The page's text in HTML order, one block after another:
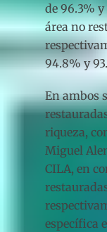
de 96.3%
área no
94.8% y
En ambos
riqueza,
Miguel
CILA, en
específica